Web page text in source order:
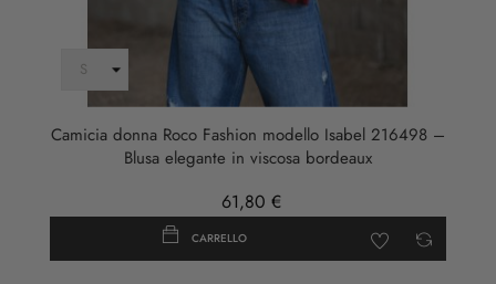
Camicia donna Roco Fashion modello Isabel 216498 –
Blusa elegante in viscosa bordeaux
61,80 €
CARRELLO